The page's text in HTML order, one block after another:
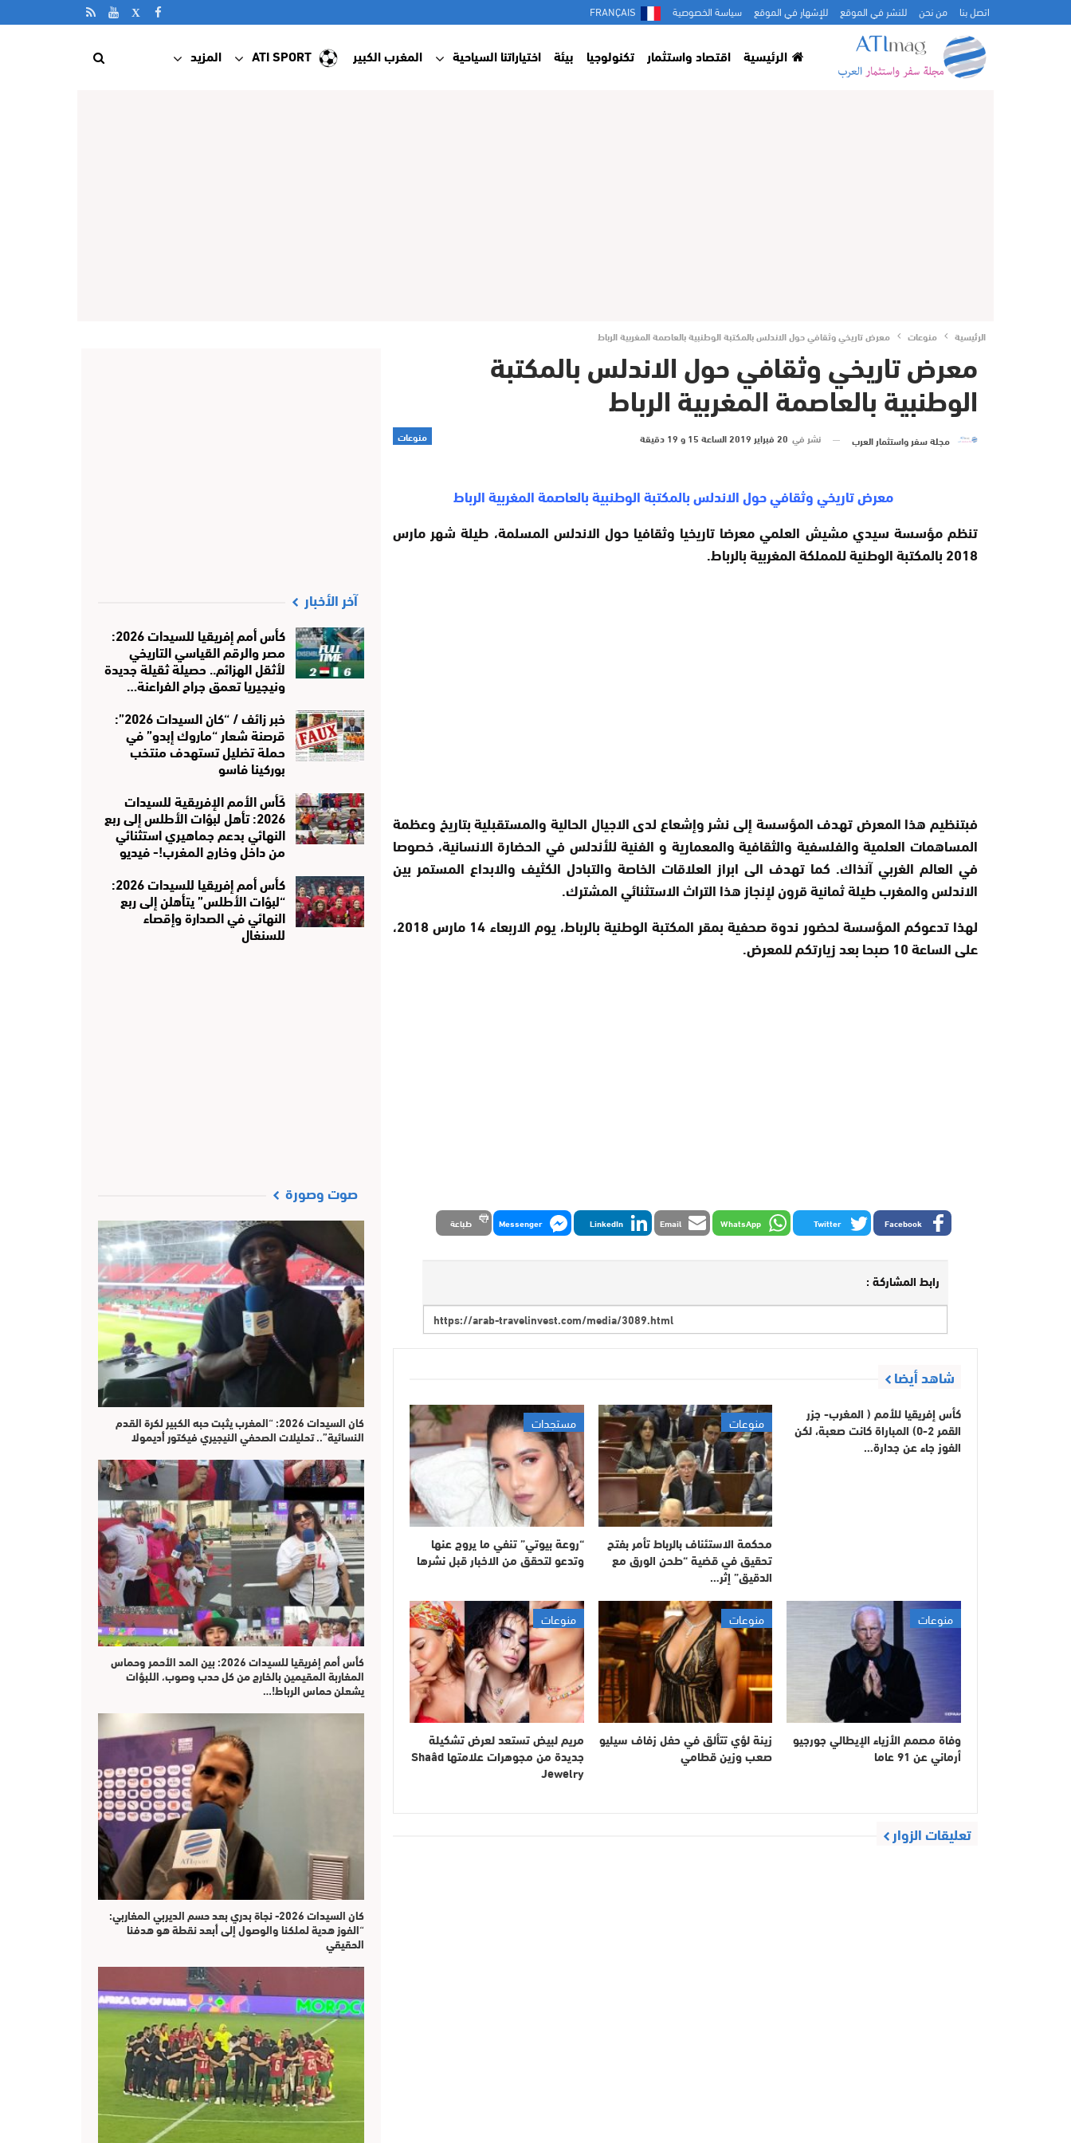
اتصل بنا من نحن للنشر في الموقع للإشهار في الموقع سياسة الخصوصية FRANÇAIS
الرئيسية اقتصاد واستثمار تكنولوجيا بيئة اختياراتنا السياحية المغرب الكبير ATI SPORT المزيد
الرئيسية منوعات معرض تاريخي وثقافي حول الاندلس بالمكتبة الوطنبية بالعاصمة المغربية الرباط
معرض تاريخي وثقافي حول الاندلس بالمكتبة
الوطنبية بالعاصمة المغربية الرباط
منوعات مجلة سفر واستثمار العرب نشر في 20 فبراير 2019 الساعة 15 و 19 دقيقة
معرض تاريخي وثقافي حول الاندلس بالمكتبة الوطنبية بالعاصمة المغربية الرباط
تنظم مؤسسة سيدي مشيش العلمي معرضا تاريخيا وثقافيا حول الاندلس المسلمة، طيلة شهر مارس
2018 بالمكتبة الوطنية للمملكة المغربية بالرباط.
فبتنظيم هذا المعرض تهدف المؤسسة إلى نشر وإشعاع لدى الاجيال الحالية والمستقبلية بتاريخ وعظمة
المساهمات العلمية والفلسفية والثقافية والمعمارية و الفنية للأندلس في الحضارة الانسانية، خصوصا
في العالم الغربي آنذاك. كما تهدف الى ابراز العلاقات الخاصة والتبادل الكثيف والابداع المستمر بين
الاندلس والمغرب طيلة ثمانية قرون لإنجاز هذا التراث الاستثنائي المشترك.
لهذا تدعوكم المؤسسة لحضور ندوة صحفية بمقر المكتبة الوطنية بالرباط، يوم الاربعاء 14 مارس 2018،
على الساعة 10 صبحا بعد زيارتكم للمعرض.
Facebook
Twitter
WhatsApp
Email
LinkedIn
Messenger طباعة
رابط المشاركة :
شاهد أيضا
كأس إفريقيا للأمم ( المغرب- جزر
القمر 2-0) المباراة كانت صعبة، لكن
الفوز جاء عن جدارة…
منوعات
محكمة الاستئناف بالرباط تأمر بفتح
تحقيق في قضية “طحن الورق مع
الدقيق” إثر…
مستجدات
“روعة بيوتي” تنفي ما يروج عنها
وتدعو لتحقق من الاخبار قبل نشرها
منوعات
وفاة مصمم الأزياء الإيطالي جورجيو
أرماني عن 91 عاما
منوعات
زينة لؤي تتألق في حفل زفاف سيليو
صعب وزين قطامي
منوعات
مريم لبيض تستعد لعرض تشكيلة
جديدة من مجوهرات علامتها Shaâd
Jewelry
تعليقات الزوار
آخر الأخبار
كأس أمم إفريقيا للسيدات 2026:
مصر والرقم القياسي التاريخي
لأثقل الهزائم.. حصيلة ثقيلة جديدة
ونيجيريا تعمق جراح الفراعنة…
خبر زائف / “كان السيدات 2026”:
قرصنة شعار “ماروك إبدو” في
حملة تضليل تستهدف منتخب
بوركينا فاسو
كَأس الأمم الإفريقية للسيدات
2026: تأهل لبؤات الأطلس إلى ربع
النهائي بدعم جماهيري استثنائي
من داخل وخارج المغرب!- فيديو
كأس أمم إفريقيا للسيدات 2026:
“لبؤات الأطلس” يتأهلن إلى ربع
النهائي في الصدارة وإقصاء
للسنغال
صوت وصورة
​كان السيدات 2026: “المغرب يثبت حبه الكبير لكرة القدم
النسائية”.. تحليلات الصحفي النيجيري فيكتور أديمولا
كأس أمم إفريقيا للسيدات 2026: بين المد الأحمر وحماس
المغاربة المقيمين بالخارج من كل حدب وصوب، اللبؤات
يشعلن حماس الرباط!…
كان السيدات 2026- نجاة بدري بعد حسم الديربي المغاربي:
“الفوز هدية لملكنا والوصول إلى أبعد نقطة هو هدفنا
الحقيقي